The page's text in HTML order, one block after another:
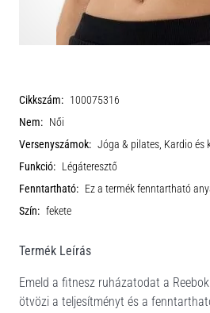
Cikkszám: 100075316
Nem: Női
Versenyszámok: Jóga & pilates, Kardio és
Funkció: Légáteresztő
Fenntartható: Ez a termék fenntartható
Szín: fekete
Termék Leírás
Emeld a fitnesz ruházatodat a
ötvözi a teljesítményt és a